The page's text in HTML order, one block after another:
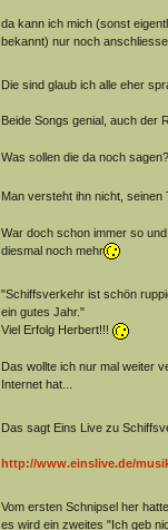
da kann ich mich (sonst
bekannt) nur noch
Die sind glaub ich alle eher
Beide Songs genial, auch der
Was sollen die da noch
Man versteht ihn nicht,
War doch schon immer so
diesmal noch mehr
"Schiffsverkehr ist schön
ein gutes Jahr."
Viel Erfolg Herbert!!!
Das wollte ich nur mal weiter
Internet hat...
Das sagt Eins Live zu
http://www.einslive.de/
Vom ersten Schnipsel her
es wird ein zweites "Ich geb